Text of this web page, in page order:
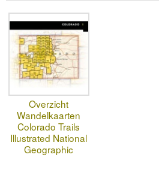
Overzicht
Wandelkaarten
Colorado Trails
Illustrated National
Geographic